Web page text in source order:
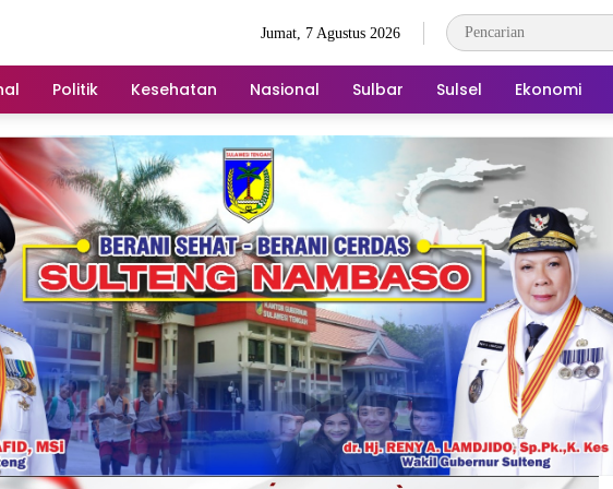
Jumat, 7 Agustus 2026
Politik Kesehatan Nasional Sulbar Sulsel Ekonomi